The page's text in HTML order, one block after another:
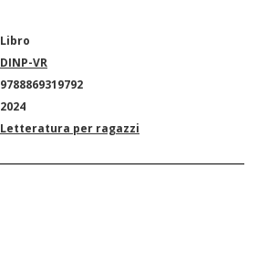
Libro
DINP-VR
9788869319792
2024
Letteratura per ragazzi